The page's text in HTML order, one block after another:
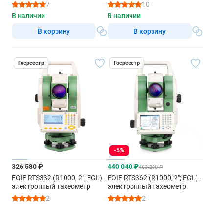
7
В наличии
В корзину
10
В наличии
В корзину
Госреестр
326 580 ₽
FOIF RTS332 (R1000, 2"; EGL) -
электронный тахеометр
2
Госреестр
-5%
440 040 ₽463 200 ₽
FOIF RTS362 (R1000, 2"; EGL) -
электронный тахеометр
2